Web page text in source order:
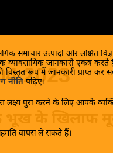
समाचार उत्पादों और लक्षित
जानकारी एकत्र करते
रूप में जानकारी प्राप्त कर
नीति पढ़िए।
पुरा करने के लिए आपके
वापस ले सकते हैं।